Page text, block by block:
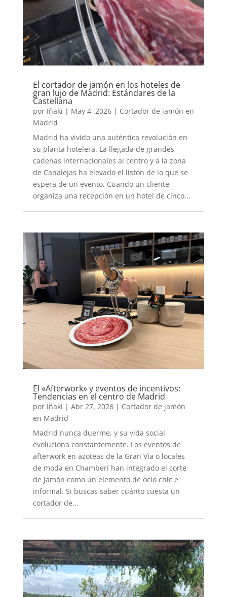
El cortador de jamón en los hoteles de
gran lujo de Madrid: Estándares de la
Castellana
por Iñaki | May 4, 2026| Cortador de jamón en
Madrid
Madrid ha vivido una auténtica revolución en
su planta hotelera. La llegada de grandes
cadenas internacionales al centro y a la zona
de Canalejas ha elevado el listón de lo que se
espera de un evento. Cuando un cliente
organiza una recepción en un hotel de cinco...
El «Afterwork» y eventos de incentivos:
Tendencias en el centro de Madrid
por Iñaki | Abr 27, 2026| Cortador de jamón
en Madrid
Madrid nunca duerme, y su vida social
evoluciona constantemente. Los eventos de
afterwork en azoteas de la Gran Vía o locales
de moda en Chamberí han integrado el corte
de jamón como un elemento de ocio chic e
informal. Si buscas saber cuánto cuesta un
cortador de...